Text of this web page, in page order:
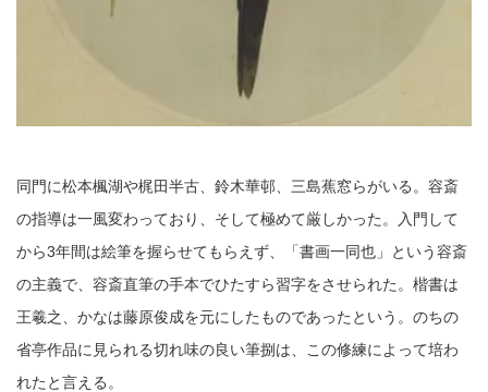
同門に松本楓湖や梶田半古、鈴木華邨、三島蕉窓らがいる。容斎
の指導は一風変わっており、そして極めて厳しかった。入門して
から3年間は絵筆を握らせてもらえず、「書画一同也」という容斎
の主義で、容斎直筆の手本でひたすら習字をさせられた。楷書は
王羲之、かなは藤原俊成を元にしたものであったという。のちの
省亭作品に見られる切れ味の良い筆捌は、この修練によって培わ
れたと言える。